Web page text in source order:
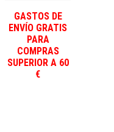
GASTOS DE
ENVÍO GRATIS
PARA
COMPRAS
SUPERIOR A 60
€